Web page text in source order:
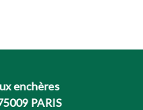
enchères
PARIS